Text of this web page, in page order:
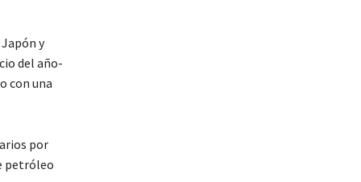
y
del año-
con una
por
petróleo